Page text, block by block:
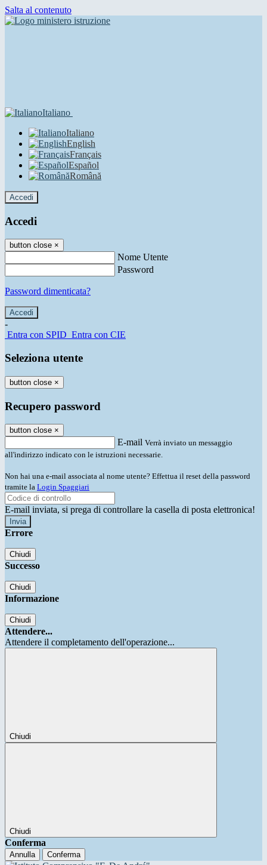
Salta al contenuto
Italiano
Italiano
English
Français
Español
Română
Accedi
Accedi
button close ×
Nome Utente
Password
Password dimenticata?
-
Entra con SPID Entra con CIE
Seleziona utente
button close ×
Recupero password
button close ×
E-mail Verrà inviato un messaggio
all'indirizzo indicato con le istruzioni necessarie.
Non hai una e-mail associata al nome utente? Effettua il reset della password
tramite la Login Spaggiari
E-mail inviata, si prega di controllare la casella di posta elettronica!
Errore
Chiudi
Successo
Chiudi
Informazione
Chiudi
Attendere...
Attendere il completamento dell'operazione...
Chiudi
Chiudi
Conferma
Annulla Conferma